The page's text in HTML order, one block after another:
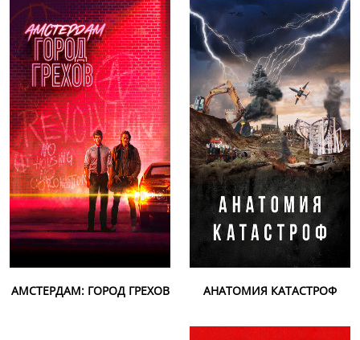
АМСТЕРДАМ: ГОРОД ГРЕХОВ АНАТОМИЯ КАТАСТРОФ